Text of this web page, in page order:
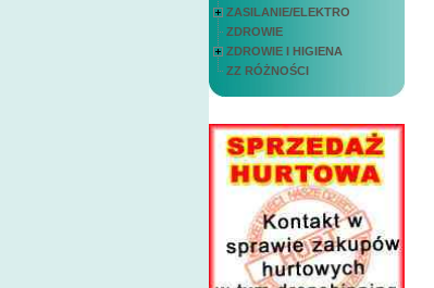
ZASILANIE/ELEKTRO
ZDROWIE
ZDROWIE I HIGIENA
ZZ RÓŻNOŚCI